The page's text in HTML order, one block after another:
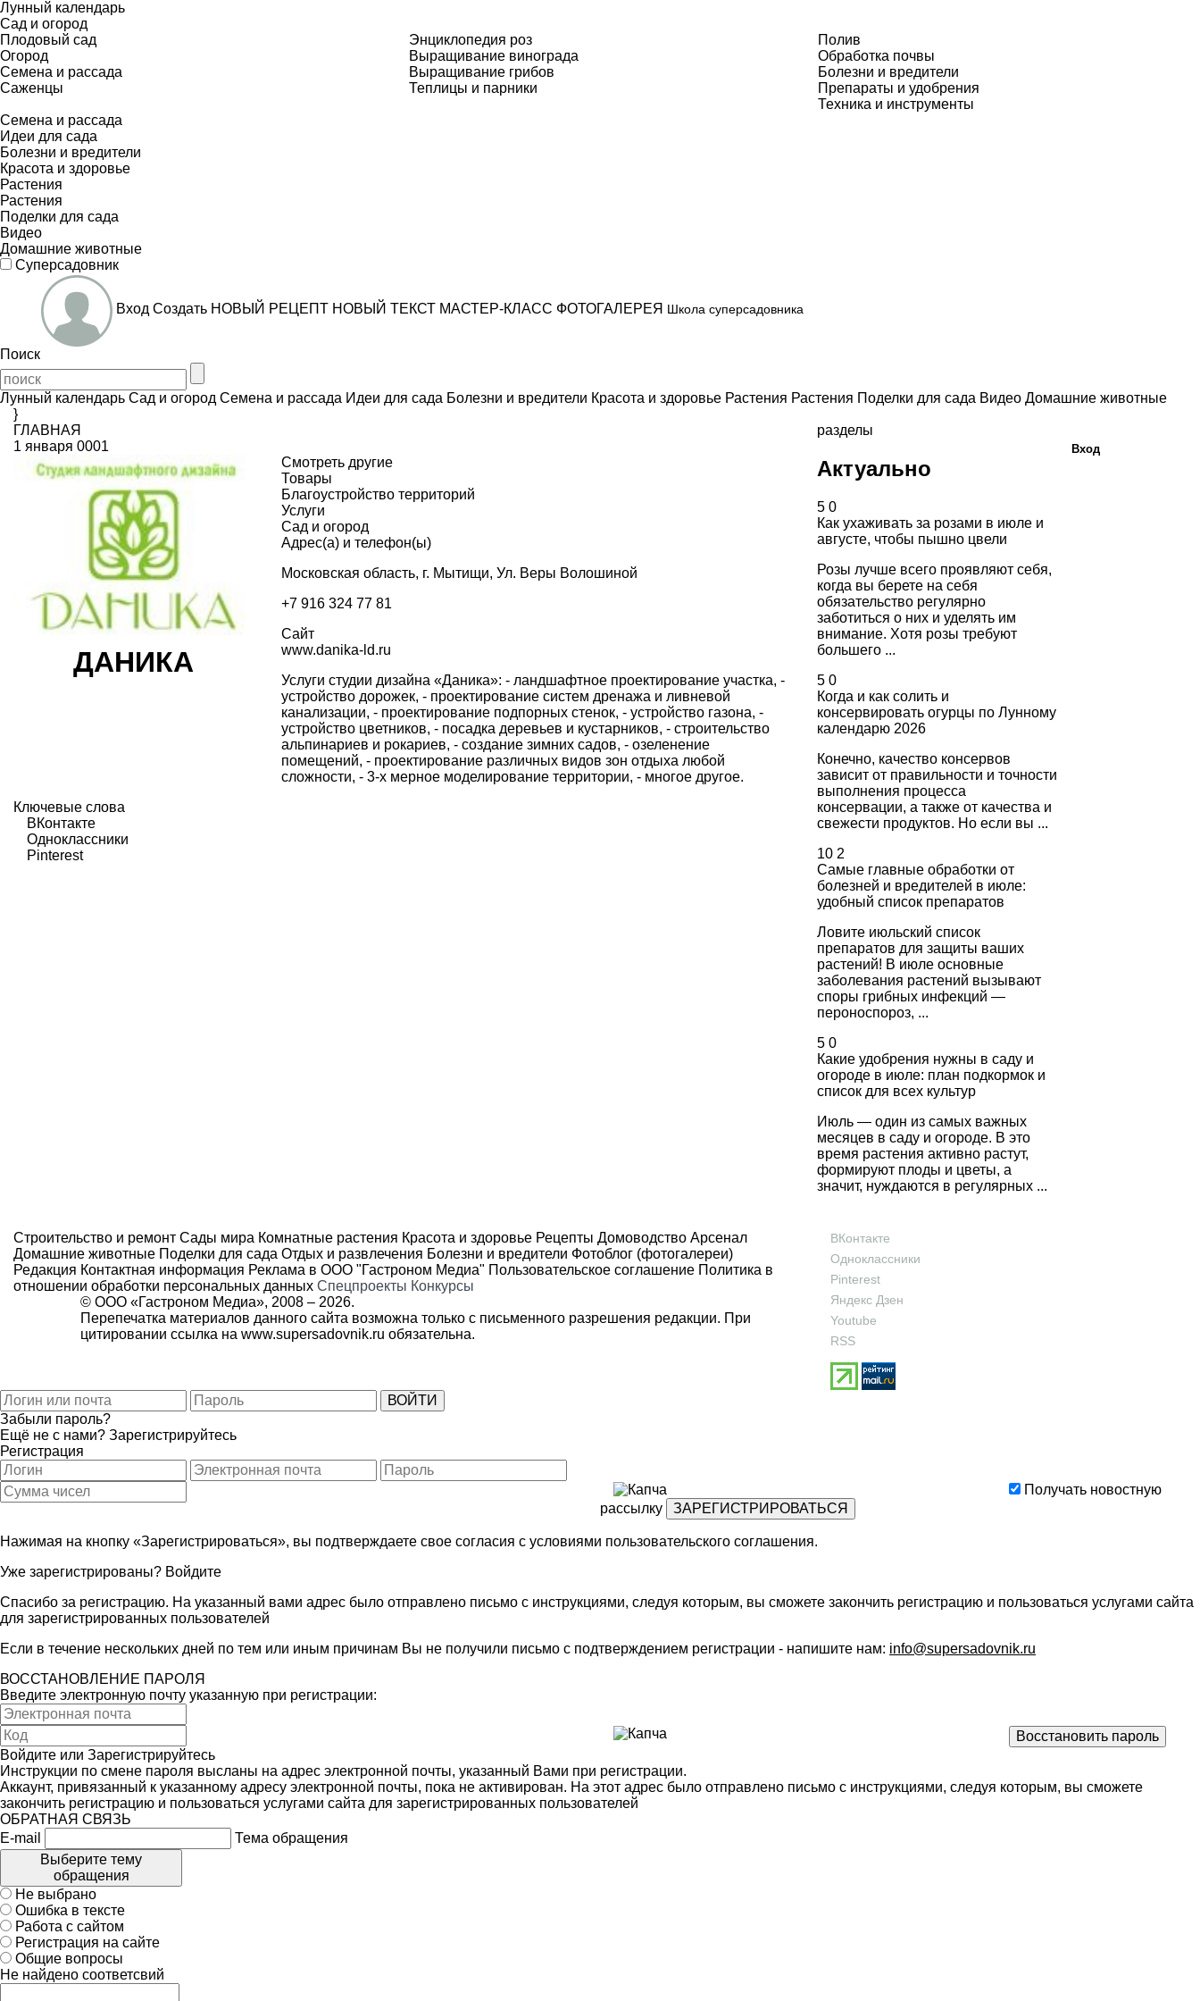
Лунный календарь
Сад и огород
Плодовый сад
Огород
Семена и рассада
Саженцы
Энциклопедия роз
Выращивание винограда
Выращивание грибов
Теплицы и парники
Полив
Обработка почвы
Болезни и вредители
Препараты и удобрения
Техника и инструменты
Семена и рассада
Идеи для сада
Болезни и вредители
Красота и здоровье
Растения
Растения
Поделки для сада
Видео
Домашние животные
Суперсадовник
Вход Создать НОВЫЙ РЕЦЕПТ НОВЫЙ ТЕКСТ МАСТЕР-КЛАСС ФОТОГАЛЕРЕЯ Школа суперсадовника
Поиск
Лунный календарь Сад и огород Семена и рассада Идеи для сада Болезни и вредители Красота и здоровье Растения Растения Поделки для сада Видео Домашние животные
}
ГЛАВНАЯ
1 января 0001
ДАНИКА
Смотреть другие
Товары
Благоустройство территорий
Услуги
Сад и огород
Адрес(а) и телефон(ы)
Московская область, г. Мытищи, Ул. Веры Волошиной
+7 916 324 77 81
Сайт
www.danika-ld.ru
Услуги студии дизайна «Даника»: - ландшафтное проектирование участка, -
устройство дорожек, - проектирование систем дренажа и ливневой
канализации, - проектирование подпорных стенок, - устройство газона, -
устройство цветников, - посадка деревьев и кустарников, - строительство
альпинариев и рокариев, - создание зимних садов, - озеленение
помещений, - проектирование различных видов зон отдыха любой
сложности, - 3-х мерное моделирование территории, - многое другое.
Ключевые слова
ВКонтакте
Одноклассники
Pinterest
разделы
Актуально
5 0
Как ухаживать за розами в июле и
августе, чтобы пышно цвели
Розы лучше всего проявляют себя,
когда вы берете на себя
обязательство регулярно
заботиться о них и уделять им
внимание. Хотя розы требуют
большего ...
5 0
Когда и как солить и
консервировать огурцы по Лунному
календарю 2026
Конечно, качество консервов
зависит от правильности и точности
выполнения процесса
консервации, а также от качества и
свежести продуктов. Но если вы ...
10 2
Самые главные обработки от
болезней и вредителей в июле:
удобный список препаратов
Ловите июльский список
препаратов для защиты ваших
растений! В июле основные
заболевания растений вызывают
споры грибных инфекций —
пероноспороз, ...
5 0
Какие удобрения нужны в саду и
огороде в июле: план подкормок и
список для всех культур
Июль — один из самых важных
месяцев в саду и огороде. В это
время растения активно растут,
формируют плоды и цветы, а
значит, нуждаются в регулярных ...
Строительство и ремонт Сады мира Комнатные растения Красота и здоровье Рецепты Домоводство Арсенал
Домашние животные Поделки для сада Отдых и развлечения Болезни и вредители Фотоблог (фотогалереи)
Редакция Контактная информация Реклама в ООО "Гастроном Медиа" Пользовательское соглашение Политика в
отношении обработки персональных данных Спецпроекты Конкурсы
© ООО «Гастроном Медиа», 2008 – 2026.
Перепечатка материалов данного сайта возможна только с письменного разрешения редакции. При
цитировании ссылка на www.supersadovnik.ru обязательна.
ВКонтакте
Одноклассники
Pinterest
Яндекс Дзен
Youtube
RSS
Вход
Забыли пароль?
Ещё не с нами? Зарегистрируйтесь
Регистрация
Получать новостную
рассылку
Нажимая на кнопку «Зарегистрироваться», вы подтверждаете свое согласия с условиями пользовательского соглашения.
Уже зарегистрированы? Войдите
Спасибо за регистрацию. На указанный вами адрес было отправлено письмо с инструкциями, следуя которым, вы сможете закончить регистрацию и пользоваться услугами сайта
для зарегистрированных пользователей
Если в течение нескольких дней по тем или иным причинам Вы не получили письмо с подтверждением регистрации - напишите нам: info@supersadovnik.ru
ВОССТАНОВЛЕНИЕ ПАРОЛЯ
Введите электронную почту указанную при регистрации:
Войдите или Зарегистрируйтесь
Инструкции по смене пароля высланы на адрес электронной почты, указанный Вами при регистрации.
Аккаунт, привязанный к указанному адресу электронной почты, пока не активирован. На этот адрес было отправлено письмо с инструкциями, следуя которым, вы сможете
закончить регистрацию и пользоваться услугами сайта для зарегистрированных пользователей
ОБРАТНАЯ СВЯЗЬ
E-mail
Тема обращения
Выберите тему
обращения
Не выбрано
Ошибка в тексте
Работа с сайтом
Регистрация на сайте
Общие вопросы
Не найдено соответсвий